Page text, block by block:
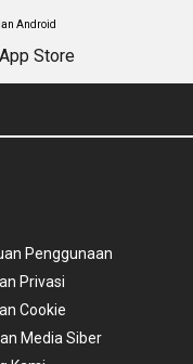
Android
Penggunaan
Privasi
Cookie
Media Siber